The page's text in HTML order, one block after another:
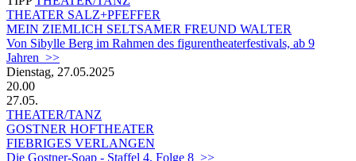
THEATER SALZ+PFEFFER
MEIN ZIEMLICH SELTSAMER FREUND WALTER
Von Sibylle Berg im Rahmen des figurentheaterfestivals, ab 9
Jahren >>
Dienstag, 27.05.2025
20.00
27.05.
THEATER/TANZ
GOSTNER HOFTHEATER
FIEBRIGES VERLANGEN
Die Gostner-Soap - Staffel 4, Folge 8 >>